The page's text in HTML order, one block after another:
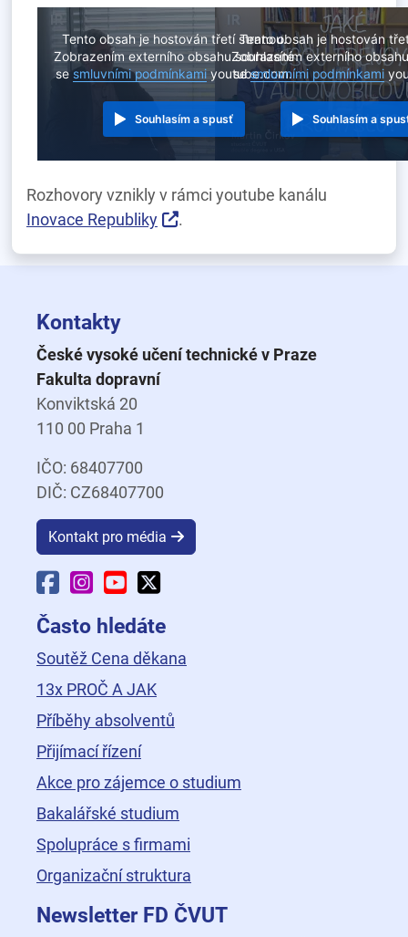
Tento obsah je hostován třetí stranou.
Zobrazením externího obsahu souhlasíte
sesmluvními podmínkami youtube.com.
Souhlasím a spusť
Tento obsah je hostován
Zobrazením externího
sesmluvními podmínkami
Souhlasím a
Rozhovory vznikly v rámci youtube kanálu
Inovace Republiky
.
Kontakty
České vysoké učení technické v Praze
Fakulta dopravní
Konviktská 20
110 00 Praha 1
IČO: 68407700
DIČ: CZ68407700
Kontakt pro média
Facebook Fakulty dopravní
Instagram Fakulty dopravní
YouTube Fakulty dopravní
Často hledáte
Soutěž Cena děkana
13x PROČ A JAK
Příběhy absolventů
Přijímací řízení
Akce pro zájemce o studium
Bakalářské studium
Spolupráce s firmami
Organizační struktura
Newsletter FD ČVUT